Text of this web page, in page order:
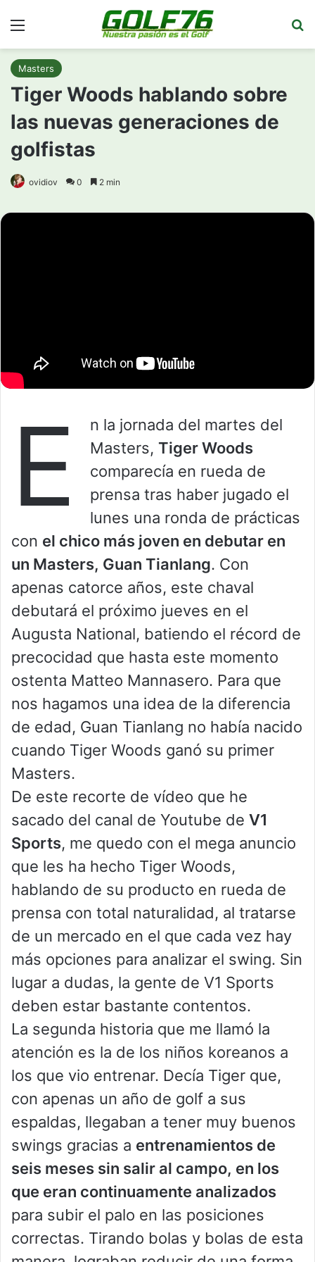
Masters
Tiger Woods hablando sobre
las nuevas generaciones de
golfistas
ovidiov 0 2 min
E
n la jornada del martes del
Masters, Tiger Woods
comparecía en rueda de
prensa tras haber jugado el
lunes una ronda de prácticas
con el chico más joven en debutar en
un Masters, Guan Tianlang. Con
apenas catorce años, este chaval
debutará el próximo jueves en el
Augusta National, batiendo el récord de
precocidad que hasta este momento
ostenta Matteo Mannasero. Para que
nos hagamos una idea de la diferencia
de edad, Guan Tianlang no había nacido
cuando Tiger Woods ganó su primer
Masters.
De este recorte de vídeo que he
sacado del canal de Youtube de V1
Sports, me quedo con el mega anuncio
que les ha hecho Tiger Woods,
hablando de su producto en rueda de
prensa con total naturalidad, al tratarse
de un mercado en el que cada vez hay
más opciones para analizar el swing. Sin
lugar a dudas, la gente de V1 Sports
deben estar bastante contentos.
La segunda historia que me llamó la
atención es la de los niños koreanos a
los que vio entrenar. Decía Tiger que,
con apenas un año de golf a sus
espaldas, llegaban a tener muy buenos
swings gracias a entrenamientos de
seis meses sin salir al campo, en los
que eran continuamente analizados
para subir el palo en las posiciones
correctas. Tirando bolas y bolas de esta